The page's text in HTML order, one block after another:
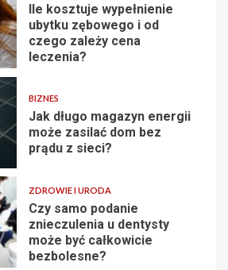
Ile kosztuje wypełnienie
ubytku zębowego i od
czego zależy cena
leczenia?
BIZNES
Jak długo magazyn energii
może zasilać dom bez
prądu z sieci?
ZDROWIE I URODA
Czy samo podanie
znieczulenia u dentysty
może być całkowicie
bezbolesne?